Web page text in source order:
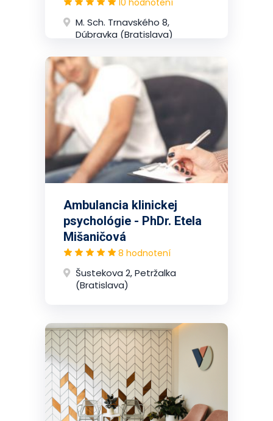
M. Sch. Trnavského 8,
Dúbravka (Bratislava)
Ambulancia klinickej
psychológie - PhDr. Etela
Mišaničová
8 hodnotení
Šustekova 2, Petržalka
(Bratislava)